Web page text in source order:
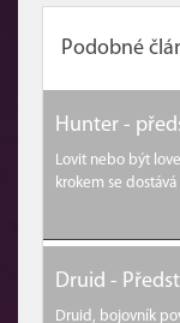
Podobné
Hunter -
Lovit nebo být
krokem se
Druid -
Druid, bojovník